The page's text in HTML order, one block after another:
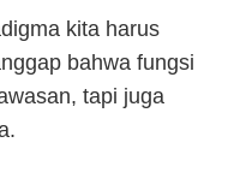
kita harus
bahwa fungsi
tapi juga